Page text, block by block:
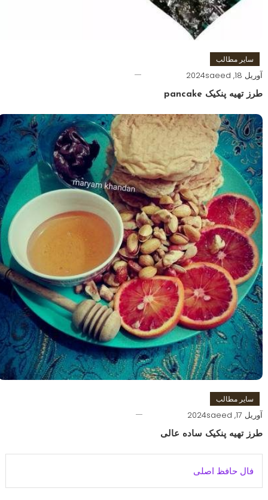
سایر مطالب
آوریل 18, 2024 saeed
طرز تهیه پنکیک pancake
سایر مطالب
آوریل 17, 2024 saeed
طرز تهیه پنکیک ساده عالی
فال حافظ اصلی